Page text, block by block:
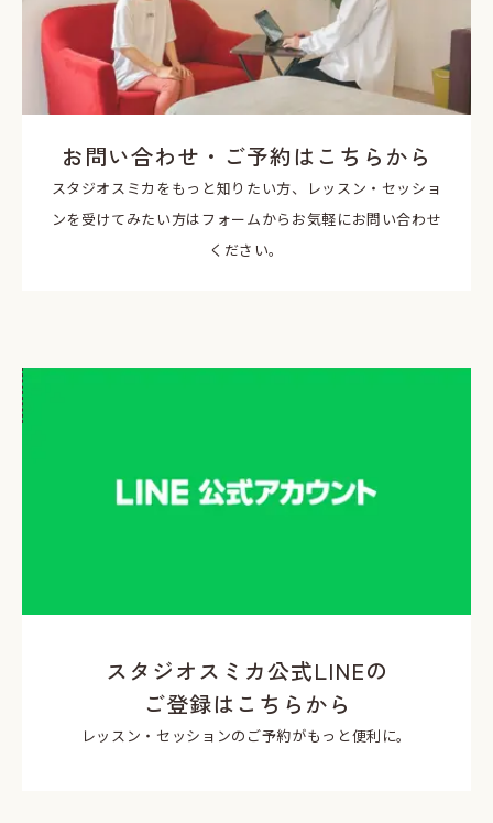
お問い合わせ・ご予約はこちらから
スタジオスミカをもっと知りたい方、レッスン・セッショ
ンを受けてみたい方はフォームからお気軽にお問い合わせ
ください。
スタジオスミカ公式LINEの
ご登録はこちらから
レッスン・セッションのご予約がもっと便利に。